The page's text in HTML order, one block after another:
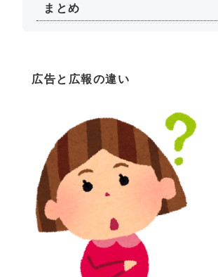
まとめ
広告と広報の違い